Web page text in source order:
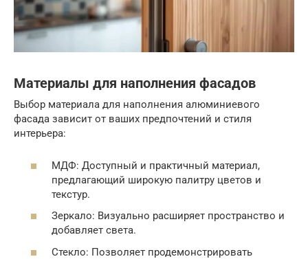
Материалы для наполнения фасадов
Выбор материала для наполнения алюминиевого
фасада зависит от ваших предпочтений и стиля
интерьера:
МДФ: Доступный и практичный материал,
предлагающий широкую палитру цветов и
текстур.
Зеркало: Визуально расширяет пространство и
добавляет света.
Стекло: Позволяет продемонстрировать